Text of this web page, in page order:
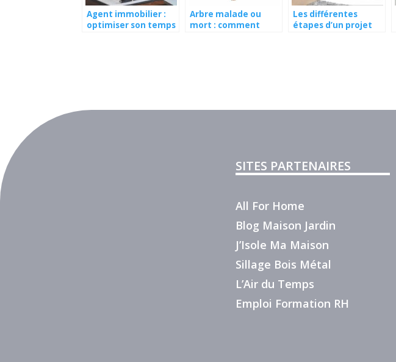
Agent immobilier :
optimiser son temps
Arbre malade ou
mort : comment
Les différentes
étapes d’un projet
SITES PARTENAIRES
All For Home
Blog Maison Jardin
J’Isole Ma Maison
Sillage Bois Métal
L’Air du Temps
Emploi Formation RH